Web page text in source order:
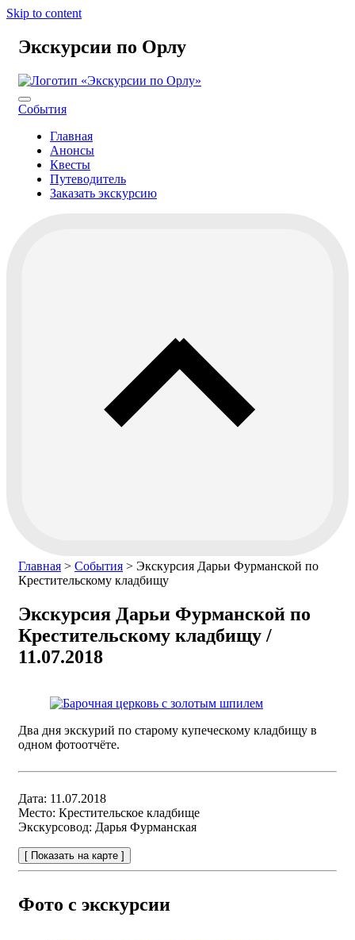
Skip to content
Экскурсии по Орлу
События
Главная
Анонсы
Квесты
Путеводитель
Заказать экскурсию
Главная > События > Экскурсия Дарьи Фурманской по
Крестительскому кладбищу
Экскурсия Дарьи Фурманской по
Крестительскому кладбищу /
11.07.2018
Два дня экскурий по старому купеческому кладбищу в
одном фотоотчёте.
Дата: 11.07.2018
Место: Крестительское кладбище
Экскурсовод: Дарья Фурманская
[ Показать на карте ]
Фото с экскурсии